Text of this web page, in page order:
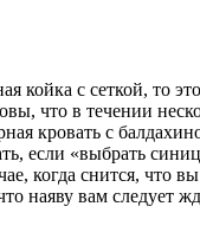
койка с сеткой, то
что в течении
кровать с
если «выбрать
когда снится, что
наяву вам следует